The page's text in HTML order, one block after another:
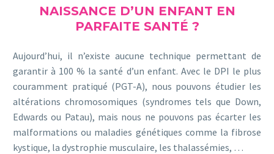
NAISSANCE D’UN ENFANT EN
PARFAITE SANTÉ ?
Aujourd’hui, il n’existe aucune technique permettant de
garantir à 100 % la santé d’un enfant. Avec le DPI le plus
couramment pratiqué (PGT-A), nous pouvons étudier les
altérations chromosomiques (syndromes tels que Down,
Edwards ou Patau), mais nous ne pouvons pas écarter les
malformations ou maladies génétiques comme la fibrose
kystique, la dystrophie musculaire, les thalassémies, …